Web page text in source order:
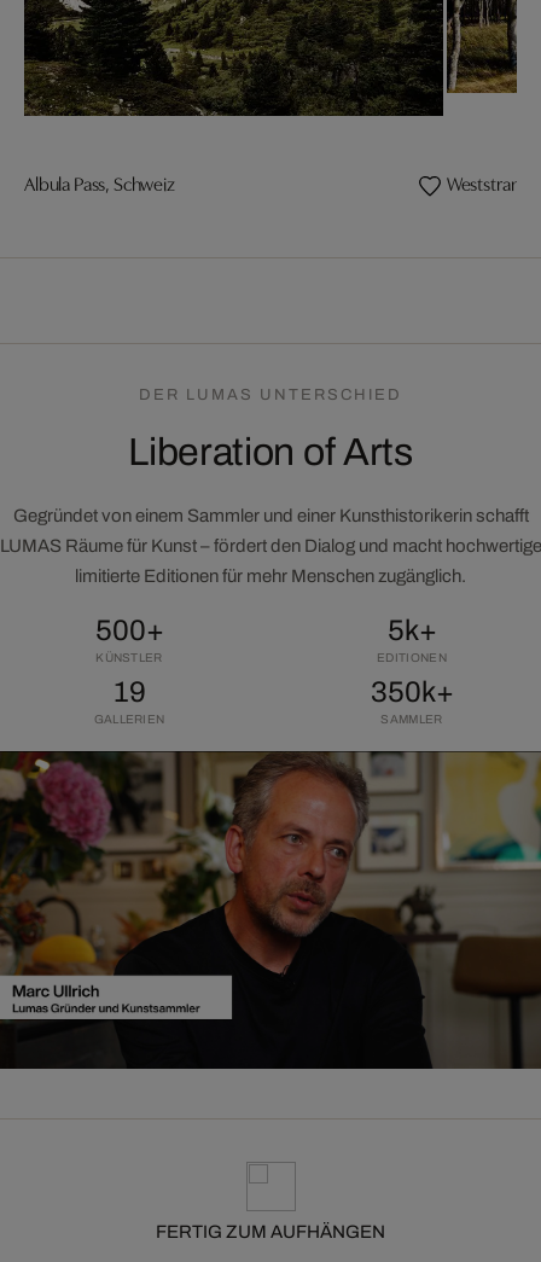
Albula Pass, Schweiz Weststrand,
DER LUMAS UNTERSCHIED
Liberation of Arts
Gegründet von einem Sammler und einer Kunsthistorikerin schafft
LUMAS Räume für Kunst – fördert den Dialog und macht hochwertige
limitierte Editionen für mehr Menschen zugänglich.
500+
KÜNSTLER
5k+
EDITIONEN
19
GALLERIEN
350k+
SAMMLER
FERTIG ZUM AUFHÄNGEN